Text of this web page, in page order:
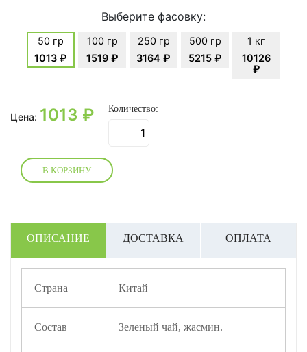
Выберите фасовку:
50 гр
1013 ₽
100 гр
1519 ₽
250 гр
3164 ₽
500 гр
5215 ₽
1 кг
10126
₽
Цена: 1013 ₽ Количество:
В КОРЗИНУ
ОПИСАНИЕ ДОСТАВКА ОПЛАТА
Страна Китай
Состав Зеленый чай, жасмин.